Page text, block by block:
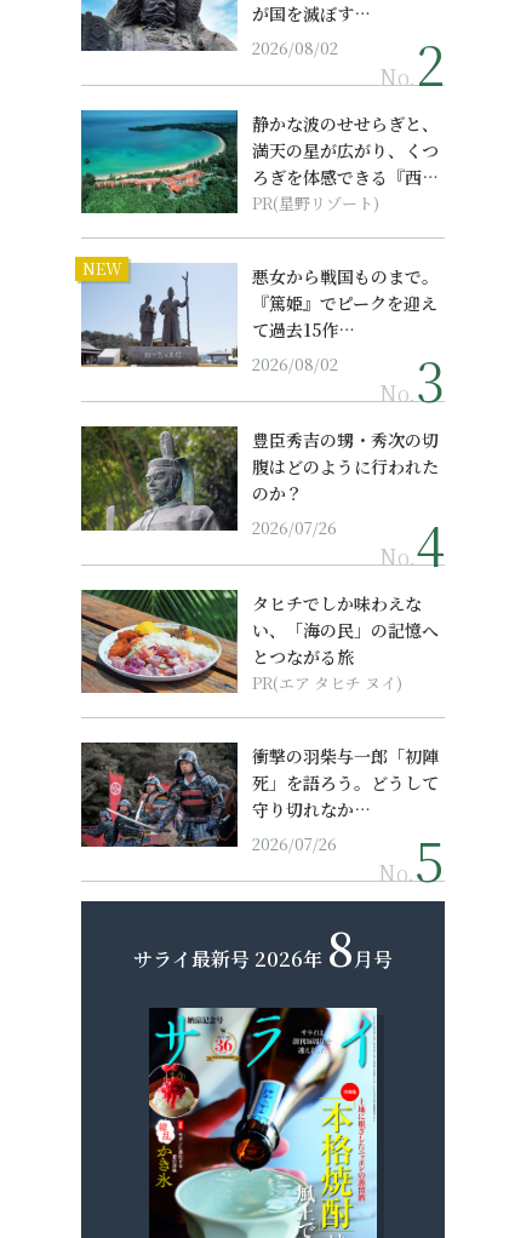
が国を滅ぼす…
2026/08/02
No.
静かな波のせせらぎと、
満天の星が広がり、くつ
ろぎを体感できる『西表
島ホテル by...
PR(星野リゾート)
NEW
悪女から戦国ものまで。
『篤姫』でピークを迎え
て過去15作…
2026/08/02
No.
豊臣秀吉の甥・秀次の切
腹はどのように行われた
のか？
2026/07/26
No.
タヒチでしか味わえな
い、「海の民」の記憶へ
とつながる旅
PR(エア タヒチ ヌイ)
衝撃の羽柴与一郎「初陣
死」を語ろう。どうして
守り切れなか…
2026/07/26
No.
サライ最新号 2026年 8月号